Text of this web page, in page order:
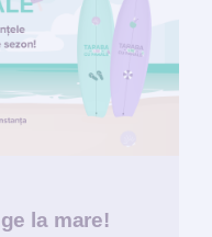
la mare!